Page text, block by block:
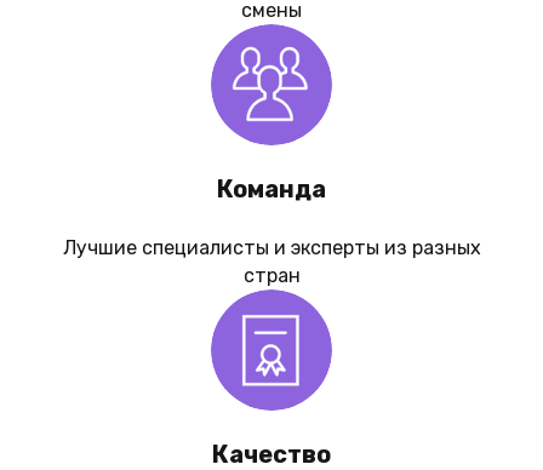
смены
Команда
Лучшие специалисты и эксперты из разных
стран
Качество